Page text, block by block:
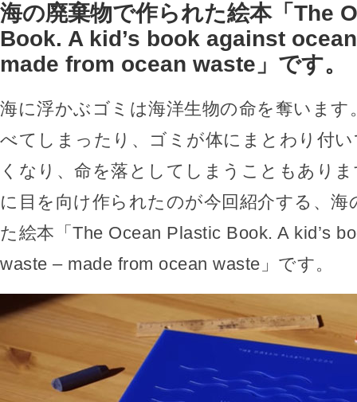
海の廃棄物で作られた絵本「The
Book. A kid’s book against
made from ocean waste」です。
海に浮かぶゴミは海洋生物の命を奪います
べてしまったり、ゴミが体にまとわり付
くなり、命を落としてしまうこともあり
に目を向け作られたのが今回紹介する、海
た絵本「The Ocean Plastic Book. A kid’s
waste – made from ocean waste」です。